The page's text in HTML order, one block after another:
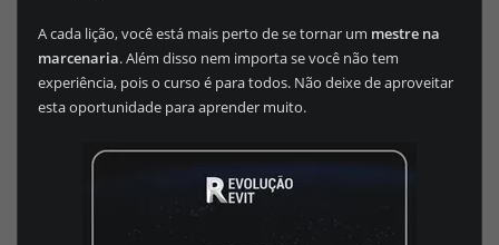
A cada lição, você está mais perto de se tornar um mestre na
marcenaria. Além disso nem importa se você não tem
experiência, pois o curso é para todos. Não deixe de aproveitar
esta oportunidade para aprender muito.